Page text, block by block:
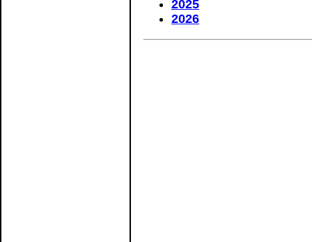
2025
2026